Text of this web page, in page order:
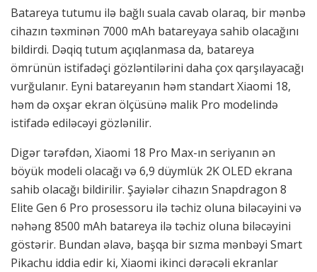
Batareya tutumu ilə bağlı suala cavab olaraq, bir mənbə
cihazın təxminən 7000 mAh batareyaya sahib olacağını
bildirdi. Dəqiq tutum açıqlanmasa da, batareya
ömrünün istifadəçi gözləntilərini daha çox qarşılayacağı
vurğulanır. Eyni batareyanın həm standart Xiaomi 18,
həm də oxşar ekran ölçüsünə malik Pro modelində
istifadə ediləcəyi gözlənilir.
Digər tərəfdən, Xiaomi 18 Pro Max-ın seriyanın ən
böyük modeli olacağı və 6,9 düymlük 2K OLED ekrana
sahib olacağı bildirilir. Şayiələr cihazın Snapdragon 8
Elite Gen 6 Pro prosessoru ilə təchiz oluna biləcəyini və
nəhəng 8500 mAh batareya ilə təchiz oluna biləcəyini
göstərir. Bundan əlavə, başqa bir sızma mənbəyi Smart
Pikachu iddia edir ki, Xiaomi ikinci dərəcəli ekranlar